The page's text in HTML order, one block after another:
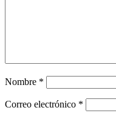
Nombre *
Correo electrónico *